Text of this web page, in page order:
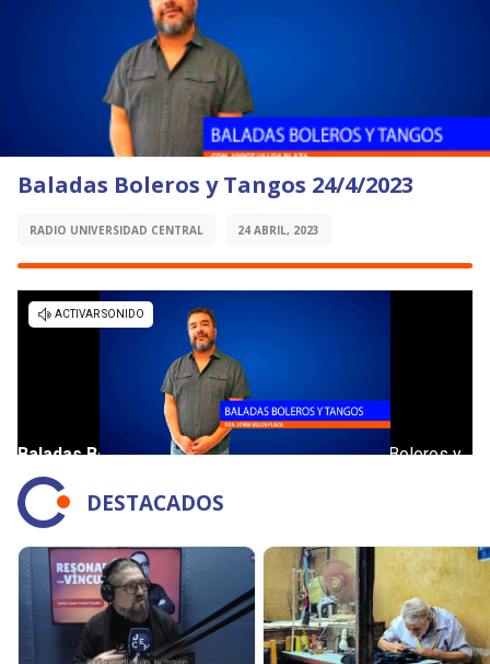
Baladas Boleros y Tangos 24/4/2023
RADIO UNIVERSIDAD CENTRAL 24 ABRIL, 2023
DESTACADOS